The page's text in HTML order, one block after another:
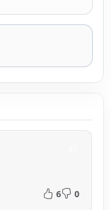
点赞6点踩0